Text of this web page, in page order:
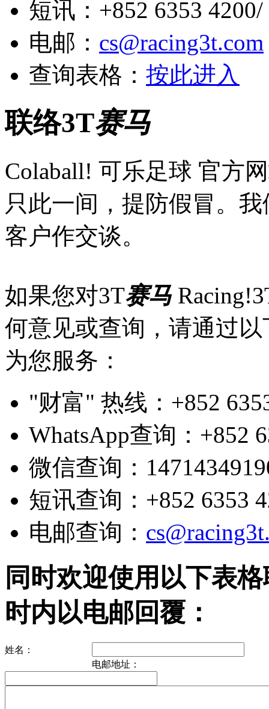
短讯：+852 6353
电邮： cs@racing3t.com
查询表格： 按此进入
联络3T赛马
Colaball! 可乐足球 官方
只此一间，提防假冒。
客户作交谈。
如果您对3T赛马
何意见或查询，请通过
为您服务：
"财富" 热线：+852
WhatsApp查询：+852
微信查询：
短讯查询：+852 6353
电邮查询：
同时欢迎使用以下表
时内以电邮回覆：
姓名：
电邮地址：